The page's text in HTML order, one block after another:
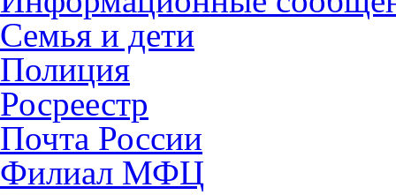
Семья и дети
Полиция
Росреестр
Почта России
Филиал МФЦ